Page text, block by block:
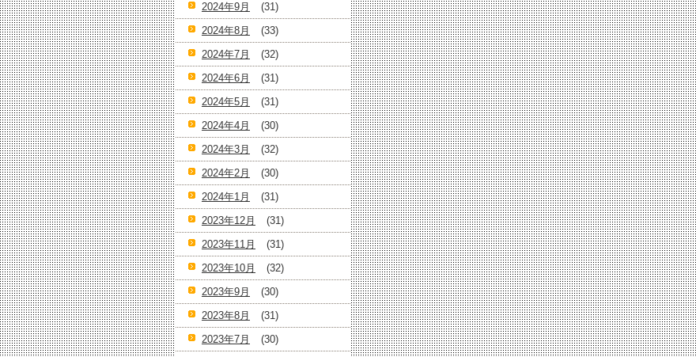
2024年9月
(31)
2024年8月
(33)
2024年7月
(32)
2024年6月
(31)
2024年5月
(31)
2024年4月
(30)
2024年3月
(32)
2024年2月
(30)
2024年1月
(31)
2023年12月
(31)
2023年11月
(31)
2023年10月
(32)
2023年9月
(30)
2023年8月
(31)
2023年7月
(30)